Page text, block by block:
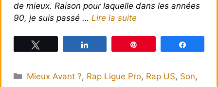
de mieux. Raison pour laquelle dans les années
90, je suis passé … Lire la suite
Catégories
Mieux Avant ?, Rap Ligue Pro, Rap US, Son,